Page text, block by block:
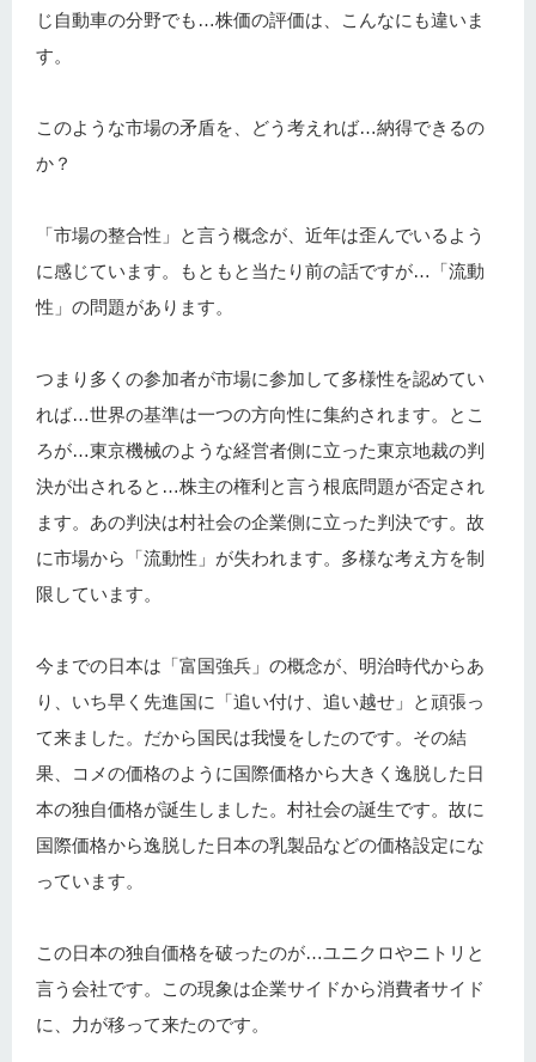
じ自動車の分野でも…株価の評価は、こんなにも違いま
す。
このような市場の矛盾を、どう考えれば…納得できるの
か？
「市場の整合性」と言う概念が、近年は歪んでいるよう
に感じています。もともと当たり前の話ですが…「流動
性」の問題があります。
つまり多くの参加者が市場に参加して多様性を認めてい
れば…世界の基準は一つの方向性に集約されます。とこ
ろが…東京機械のような経営者側に立った東京地裁の判
決が出されると…株主の権利と言う根底問題が否定され
ます。あの判決は村社会の企業側に立った判決です。故
に市場から「流動性」が失われます。多様な考え方を制
限しています。
今までの日本は「富国強兵」の概念が、明治時代からあ
り、いち早く先進国に「追い付け、追い越せ」と頑張っ
て来ました。だから国民は我慢をしたのです。その結
果、コメの価格のように国際価格から大きく逸脱した日
本の独自価格が誕生しました。村社会の誕生です。故に
国際価格から逸脱した日本の乳製品などの価格設定にな
っています。
この日本の独自価格を破ったのが…ユニクロやニトリと
言う会社です。この現象は企業サイドから消費者サイド
に、力が移って来たのです。